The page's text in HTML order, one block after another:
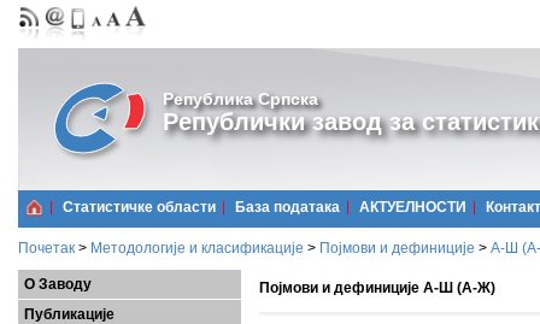
Република Српска
Републички завод за
Статистичке области Базa података АКТУЕЛНОСТИ Контакт
Почетак > Методологије и класификације > Појмови и дефиниције > А-Ш
О Заводу
Публикације
Појмови и дефиниције А-Ш (А-Ж)